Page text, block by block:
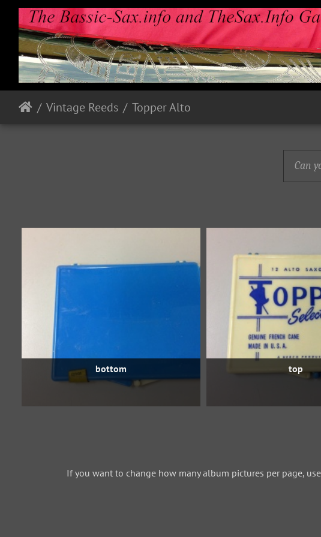
Vintage Reeds Topper Alto
Can
bottom top
If you want to change how many album pictures per page,